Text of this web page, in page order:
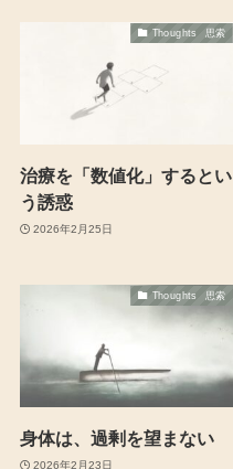
Thoughts 思索
治療を「数値化」するとい
う誘惑
2026年2月25日
Thoughts 思索
身体は、過剰を望まない
2026年2月23日